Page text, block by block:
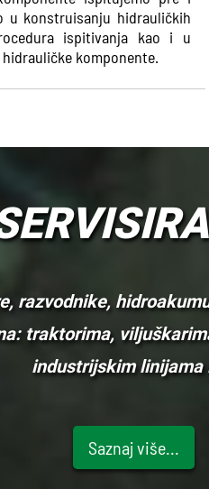
u konstruisanju hidrauličkih
ispitivanja kao i u
komponente.
razvodnike,
traktorima,
industrijskim linijama
Saznaj više...